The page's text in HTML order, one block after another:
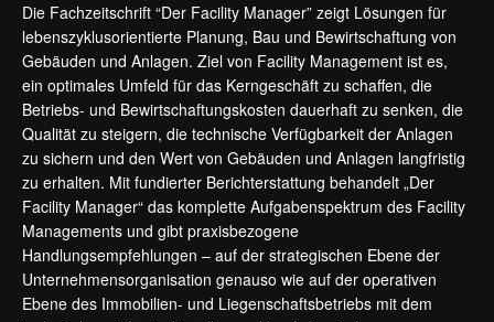
Die Fachzeitschrift “Der Facility Manager” zeigt Lösungen für
lebenszyklusorientierte Planung, Bau und Bewirtschaftung von
Gebäuden und Anlagen. Ziel von Facility Management ist es,
ein optimales Umfeld für das Kerngeschäft zu schaffen, die
Betriebs- und Bewirtschaftungskosten dauerhaft zu senken, die
Qualität zu steigern, die technische Verfügbarkeit der Anlagen
zu sichern und den Wert von Gebäuden und Anlagen langfristig
zu erhalten. Mit fundierter Berichterstattung behandelt „Der
Facility Manager“ das komplette Aufgabenspektrum des Facility
Managements und gibt praxisbezogene
Handlungsempfehlungen – auf der strategischen Ebene der
Unternehmensorganisation genauso wie auf der operativen
Ebene des Immobilien- und Liegenschaftsbetriebs mit dem